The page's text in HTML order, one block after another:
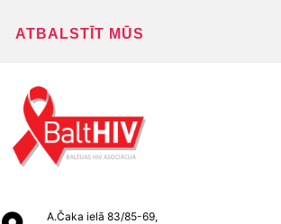
ATBALSTĪT MŪS
A.Čaka ielā 83/85-69,